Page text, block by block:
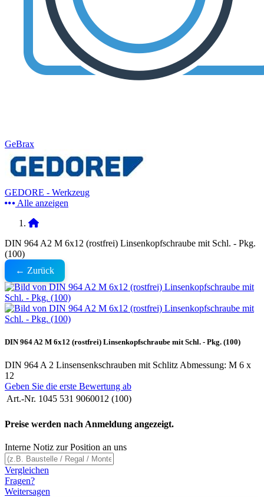
GeBrax
GEDORE - Werkzeug
Alle anzeigen
DIN 964 A2 M 6x12 (rostfrei) Linsenkopfschraube mit Schl. - Pkg.
(100)
← Zurück
DIN 964 A2 M 6x12 (rostfrei) Linsenkopfschraube mit Schl. - Pkg. (100)
DIN 964 A 2 Linsensenkschrauben mit Schlitz Abmessung: M 6 x
12
Geben Sie die erste Bewertung ab
Art.-Nr. 1045 531 9060012 (100)
Preise werden nach Anmeldung angezeigt.
Interne Notiz zur Position an uns
Vergleichen
Fragen?
Weitersagen